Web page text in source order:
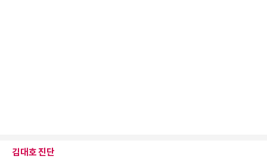
김대호 진단